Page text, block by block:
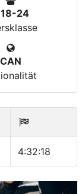
24
CAN
4:32:18